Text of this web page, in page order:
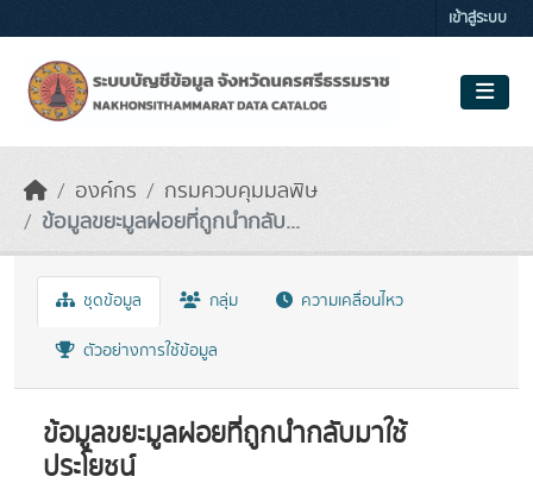
เข้าสู่ระบบ
องค์กร
กรมควบคุมมลพิษ
ข้อมูลขยะมูลฝอยที่ถูกนำกลับ...
ชุดข้อมูล กลุ่ม ความเคลื่อนไหว
ตัวอย่างการใช้ข้อมูล
ข้อมูลขยะมูลฝอยที่ถูกนำกลับมาใช้
ประโยชน์